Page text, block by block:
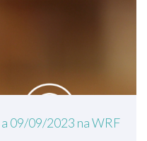
09/09/2023 na WRF